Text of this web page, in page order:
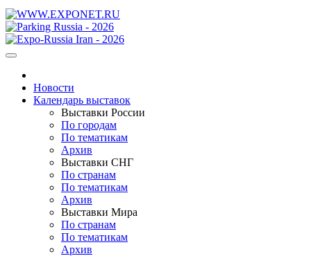
Новости
Календарь выставок
Выставки России
По городам
По тематикам
Архив
Выставки СНГ
По странам
По тематикам
Архив
Выставки Мира
По странам
По тематикам
Архив